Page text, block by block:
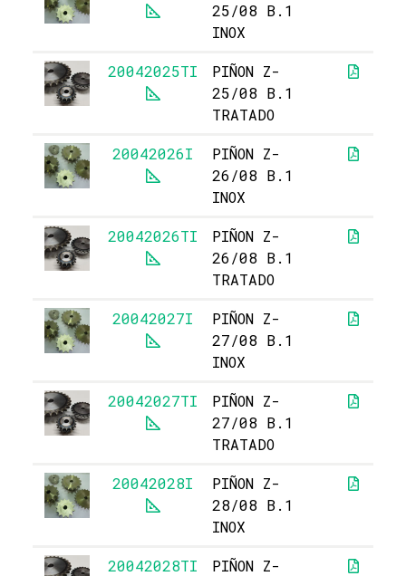
25/08 B.1
INOX
20042025TI
PIÑON Z-
25/08 B.1
TRATADO
20042026I
PIÑON Z-
26/08 B.1
INOX
20042026TI
PIÑON Z-
26/08 B.1
TRATADO
20042027I
PIÑON Z-
27/08 B.1
INOX
20042027TI
PIÑON Z-
27/08 B.1
TRATADO
20042028I
PIÑON Z-
28/08 B.1
INOX
20042028TI
PIÑON Z-